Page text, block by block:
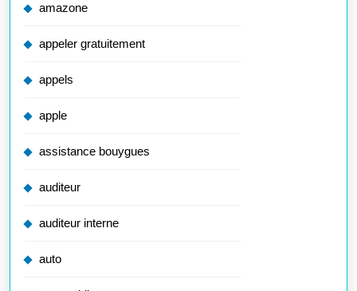
amazone
appeler gratuitement
appels
apple
assistance bouygues
auditeur
auditeur interne
auto